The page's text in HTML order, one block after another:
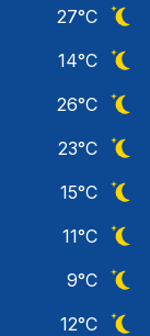
27°C
14°C
26°C
23°C
15°C
11°C
9°C
12°C